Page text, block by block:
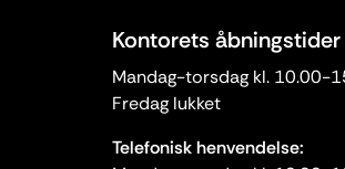
Kontorets åbningstider
Mandag-torsdag kl. 10.00-
Fredag lukket
Telefonisk henvendelse: